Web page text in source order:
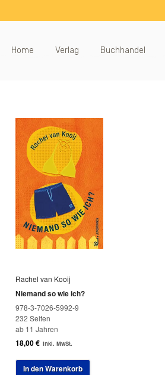
Home Verlag Buchhandel
Rachel van Kooij
Niemand so wie ich?
978-3-7026-5992-9
232 Seiten
ab 11 Jahren
18,00€ inkl. MwSt.
In den Warenkorb